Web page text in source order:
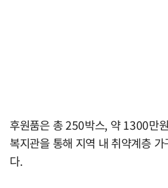
후원품은 총 250박스, 약 1300만
복지관을 통해 지역 내 취약계층
다.